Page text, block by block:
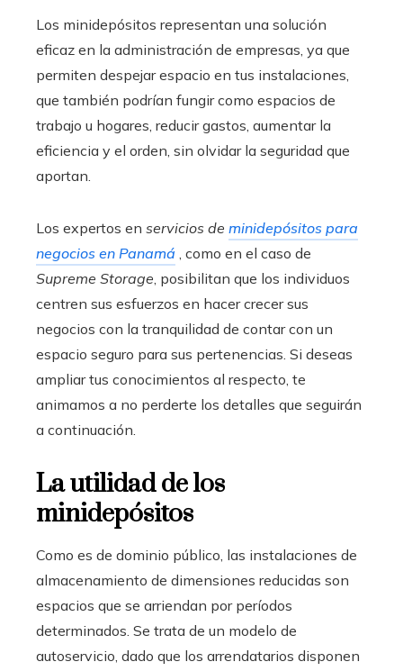
Los minidepósitos representan una solución
eficaz en la administración de empresas, ya que
permiten despejar espacio en tus instalaciones,
que también podrían fungir como espacios de
trabajo u hogares, reducir gastos, aumentar la
eficiencia y el orden, sin olvidar la seguridad que
aportan.
Los expertos en servicios de minidepósitos para
negocios en Panamá , como en el caso de
Supreme Storage, posibilitan que los individuos
centren sus esfuerzos en hacer crecer sus
negocios con la tranquilidad de contar con un
espacio seguro para sus pertenencias. Si deseas
ampliar tus conocimientos al respecto, te
animamos a no perderte los detalles que seguirán
a continuación.
La utilidad de los
minidepósitos
Como es de dominio público, las instalaciones de
almacenamiento de dimensiones reducidas son
espacios que se arriendan por períodos
determinados. Se trata de un modelo de
autoservicio, dado que los arrendatarios disponen